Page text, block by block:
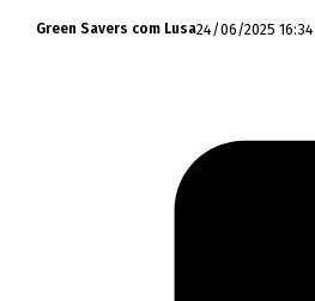
Green Savers com Lusa24/06/2025 16:34